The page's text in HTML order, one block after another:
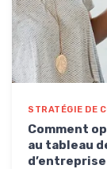
STRATÉGIE DE
Comment
au tableau
d’entreprise